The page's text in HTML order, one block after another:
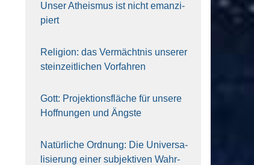
Unser Athe­is­mus ist nicht eman­zi­
piert
Reli­gi­on: das Ver­mächt­nis unse­rer
stein­zeit­li­chen Vor­fah­ren
Gott: Pro­jek­ti­ons­flä­che für unse­re
Hoff­nun­gen und Ängs­te
Natür­li­che Ord­nung: Die Uni­ver­sa­
li­sie­rung einer sub­jek­ti­ven Wahr­